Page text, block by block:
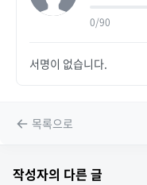
0/90
서명이 없습니다.
목록으로
작성자의 다른 글